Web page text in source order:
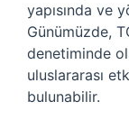
yapısında ve
Günümüzde,
denetiminde
uluslararası
bulunabilir.